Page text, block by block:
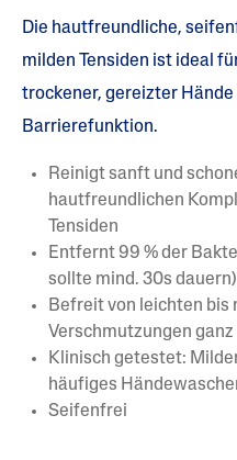
Die hautfreundliche,
milden Tensiden ist ideal
trockener, gereizter
Barrierefunktion.
Reinigt sanft und
hautfreundlichen
Tensiden
Entfernt 99 % der
sollte mind. 30s dauern)
Befreit von leichten
Verschmutzungen
Klinisch getestet:
häufiges
Seifenfrei